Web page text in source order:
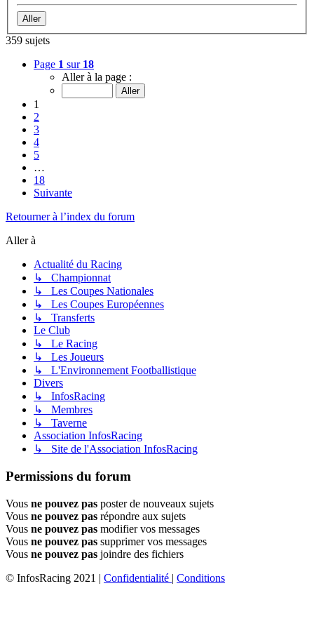
359 sujets
Page 1 sur 18
Aller à la page :
1
2
3
4
5
…
18
Suivante
Retourner à l’index du forum
Aller à
Actualité du Racing
↳ Championnat
↳ Les Coupes Nationales
↳ Les Coupes Européennes
↳ Transferts
Le Club
↳ Le Racing
↳ Les Joueurs
↳ L'Environnement Footballistique
Divers
↳ InfosRacing
↳ Membres
↳ Taverne
Association InfosRacing
↳ Site de l'Association InfosRacing
Permissions du forum
Vous ne pouvez pas poster de nouveaux sujets
Vous ne pouvez pas répondre aux sujets
Vous ne pouvez pas modifier vos messages
Vous ne pouvez pas supprimer vos messages
Vous ne pouvez pas joindre des fichiers
© InfosRacing 2021 | Confidentialité | Conditions